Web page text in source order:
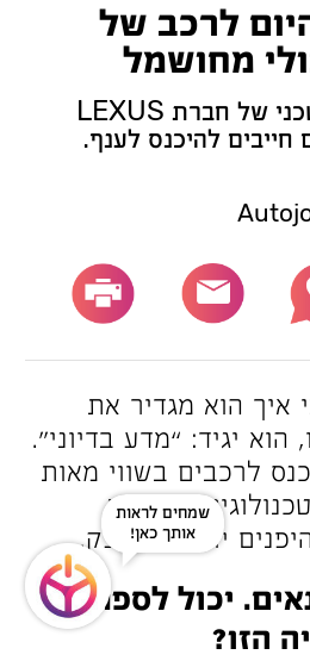
לרכב של
מחושמל
אבי שירי, המנהל הטכני של חברת LEXUS
להיכנס לענף.
הוא מגדיר את
יגיד: “מדע בדיוני”.
לרכבים בשווי מאות
מטורפת
יודעים לספק.
יכול לספר איך
הזו?
שמחים לראות
אותך כאן!